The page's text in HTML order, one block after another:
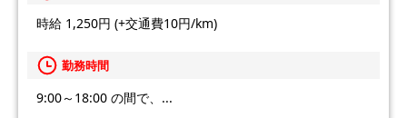
時給 1,250円 (+交通費10円/km)
勤務時間
9:00～18:00 の間で、...